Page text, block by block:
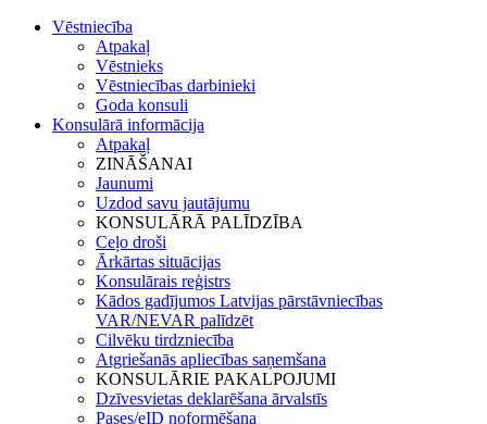
Vēstniecība
Atpakaļ
Vēstnieks
Vēstniecības darbinieki
Goda konsuli
Konsulārā informācija
Atpakaļ
ZINĀŠANAI
Jaunumi
Uzdod savu jautājumu
KONSULĀRĀ PALĪDZĪBA
Ceļo droši
Ārkārtas situācijas
Konsulārais reģistrs
Kādos gadījumos Latvijas pārstāvniecības
VAR/NEVAR palīdzēt
Cilvēku tirdzniecība
Atgriešanās apliecības saņemšana
KONSULĀRIE PAKALPOJUMI
Dzīvesvietas deklarēšana ārvalstīs
Pases/eID noformēšana